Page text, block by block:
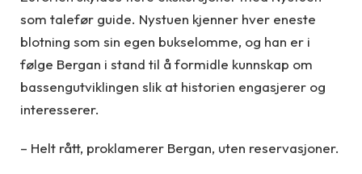
som talefør guide. Nystuen kjenner hver eneste
blotning som sin egen bukselomme, og han er i
følge Bergan i stand til å formidle kunnskap om
bassengutviklingen slik at historien engasjerer og
interesserer.
– Helt rått, proklamerer Bergan, uten reservasjoner.